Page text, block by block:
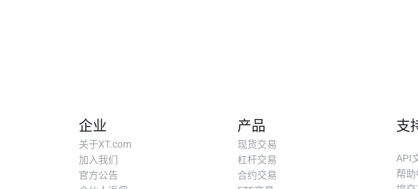
企业
关于XT.com
加入我们
官方公告
产品
现货交易
杠杆交易
合约交易
支
API
帮助